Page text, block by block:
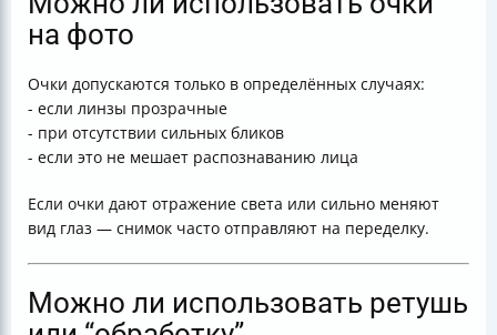
на фото
Очки допускаются только в определённых случаях:
- если линзы прозрачные
- при отсутствии сильных бликов
- если это не мешает распознаванию лица
Если очки дают отражение света или сильно меняют
вид глаз — снимок часто отправляют на переделку.
Можно ли использовать ретушь